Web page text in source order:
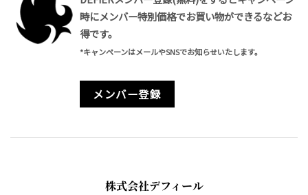
時にメンバー特別価格でお買い物ができるなどお
得です。
*キャンペーンはメールやSNSでお知らせいたします。
メンバー登録
株式会社デフィール